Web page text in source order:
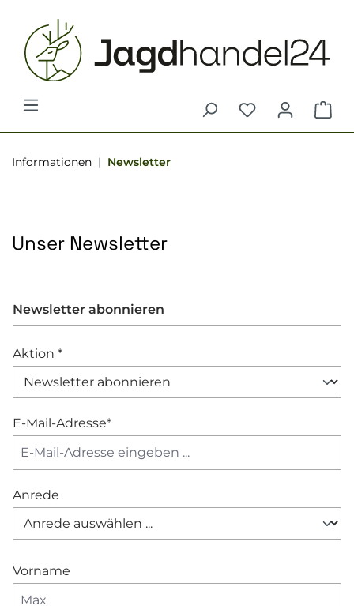
springen
Informationen Newsletter
Unser Newsletter
Newsletter abonnieren
Aktion *
E-Mail-Adresse*
Anrede
Vorname